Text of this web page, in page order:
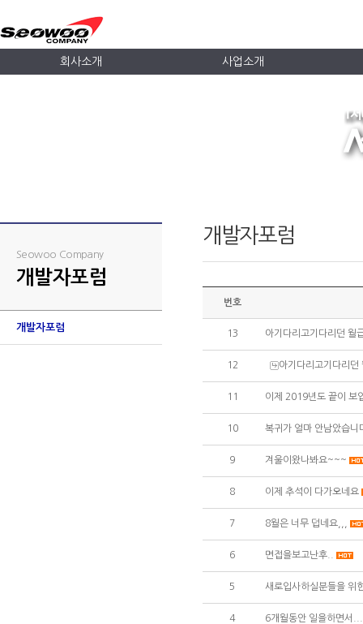
회사소개 사업소개
Seowoo Company
개발자포럼
개발자포럼
개발자포럼
번호
13 아기다리고기다리던 월
12 아기다리고기다리
11 이제 2019년도 끝이 보
10 복귀가 얼마 안남았습니
9 겨울이왔나봐요~~~
8 이제 추석이 다가오네요
7 8월은 너무 덥네요,,,
6 면접을보고난후..
5 새로입사하실분들을 위
4 6개월동안 일을하면서...